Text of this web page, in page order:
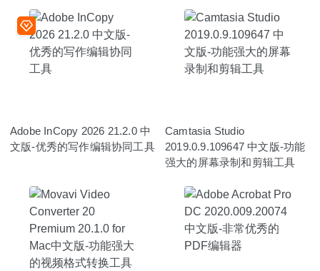
Adobe InCopy 2026 21.2.0 中
文版-优秀的写作编辑协同工具
Camtasia Studio
2019.0.9.109647 中文版-功能
强大的屏幕录制和剪辑工具